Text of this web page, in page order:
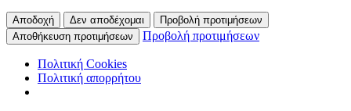
Αποδοχή Δεν αποδέχομαι
Προβολή προτιμήσεων
Αποθήκευση προτιμήσεων
Προβολή προτιμήσεων
Πολιτική Cookies
Πολιτική απορρήτου